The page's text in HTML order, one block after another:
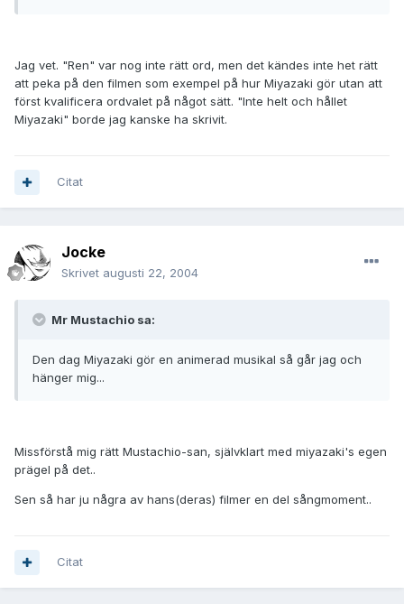
Jag vet. "Ren" var nog inte rätt ord, men det kändes inte het rätt
att peka på den filmen som exempel på hur Miyazaki gör utan att
först kvalificera ordvalet på något sätt. "Inte helt och hållet
Miyazaki" borde jag kanske ha skrivit.
Citat
Jocke
Skrivet augusti 22, 2004
Mr Mustachio sa:
Den dag Miyazaki gör en animerad musikal så går jag och
hänger mig...
Missförstå mig rätt Mustachio-san, självklart med miyazaki's egen
prägel på det..
Sen så har ju några av hans(deras) filmer en del sångmoment..
Citat